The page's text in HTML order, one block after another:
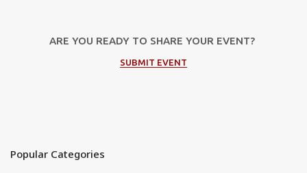
ARE YOU READY TO SHARE YOUR EVENT?
SUBMIT EVENT
Popular Categories